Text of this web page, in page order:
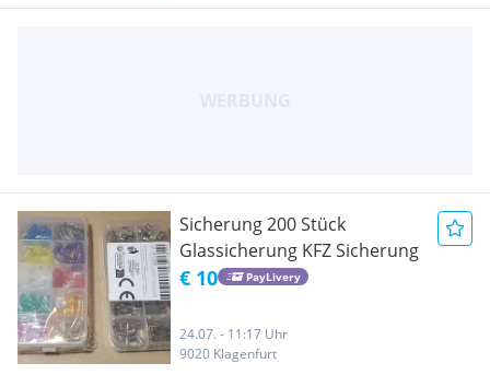
Sicherung 200 Stück
Glassicherung KFZ Sicherung
€ 10 PayLivery
24.07. - 11:17 Uhr
9020 Klagenfurt